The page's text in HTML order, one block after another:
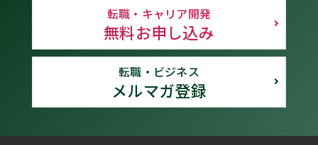
転職・キャリア開発
無料お申し込み
転職・ビジネス
メルマガ登録